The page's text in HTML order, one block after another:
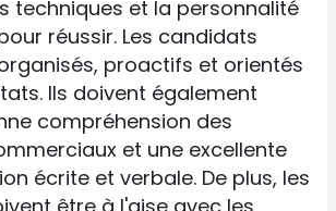
techniques et la personnalité
réussir. Les candidats
proactifs et orientés
Ils doivent également
compréhension des
et une excellente
écrite et verbale. De plus, les